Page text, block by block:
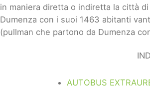
in maniera diretta o indiretta la città di
Dumenza con i suoi 1463 abitanti
(pullman che partono da Dumenza
AUTOBUS